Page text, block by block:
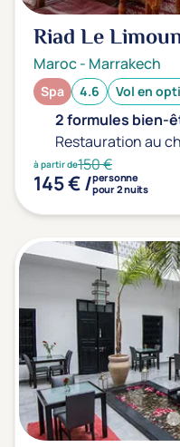
Riad Le
Maroc- Marrakech
Spa 4.6 Vol en
2 formules bien-
Restauration au
à partir de150 €
145 € /personne
pour 2 nuits